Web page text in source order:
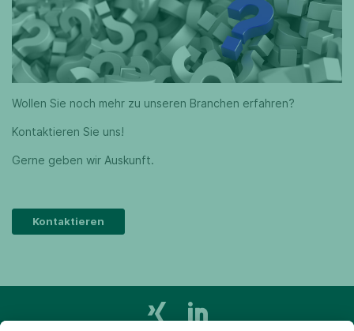
Wollen Sie noch mehr zu unseren Branchen erfahren?
Kontaktieren Sie uns!
Gerne geben wir Auskunft.
Kontaktieren